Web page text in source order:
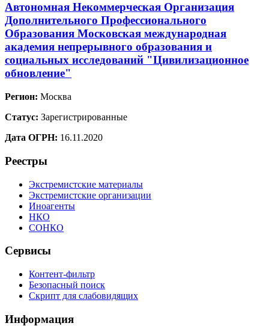
Автономная Некоммерческая Организация
Дополнительного Профессионального
Образования Московская международная
академия непрерывного образования и
социальных исследований "Цивилизационное
обновление"
Регион: Москва
Статус: Зарегистрированные
Дата ОГРН: 16.11.2020
Реестры
Экстремистские материалы
Экстремистские организации
Иноагенты
НКО
СОНКО
Сервисы
Контент-фильтр
Безопасный поиск
Скрипт для слабовидящих
Информация